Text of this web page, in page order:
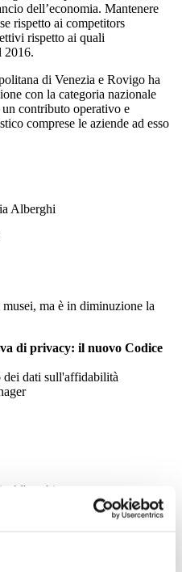
dell’economia. Mantenere
rispetto ai competitors
rispetto ai quali
2016.
di Venezia e Rovigo ha
con la categoria nazionale
contributo operativo e
comprese le aziende ad esso
Alberghi
ma è in diminuzione la
di privacy: il nuovo Codice
dei dati sull'affidabilità
Alberghi